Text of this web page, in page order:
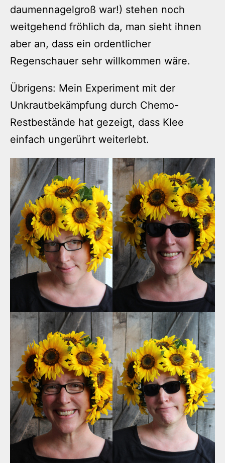
daumennagelgroß war!) stehen noch
weitgehend fröhlich da, man sieht ihnen
aber an, dass ein ordentlicher
Regenschauer sehr willkommen wäre.
Übrigens: Mein Experiment mit der
Unkrautbekämpfung durch Chemo-
Restbestände hat gezeigt, dass Klee
einfach ungerührt weiterlebt.